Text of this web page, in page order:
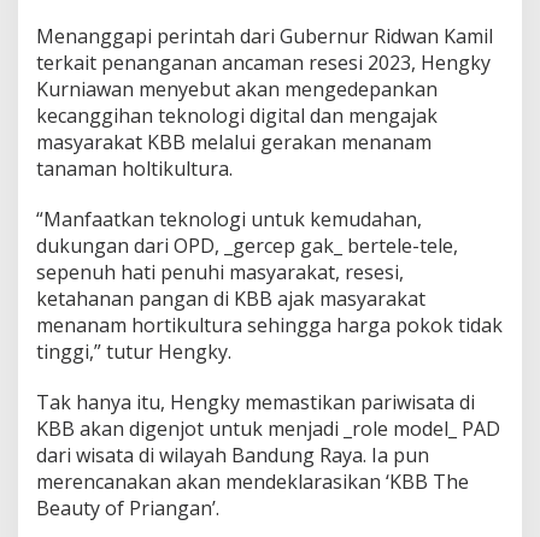
Menanggapi perintah dari Gubernur Ridwan Kamil
terkait penanganan ancaman resesi 2023, Hengky
Kurniawan menyebut akan mengedepankan
kecanggihan teknologi digital dan mengajak
masyarakat KBB melalui gerakan menanam
tanaman holtikultura.
“Manfaatkan teknologi untuk kemudahan,
dukungan dari OPD, _gercep gak_ bertele-tele,
sepenuh hati penuhi masyarakat, resesi,
ketahanan pangan di KBB ajak masyarakat
menanam hortikultura sehingga harga pokok tidak
tinggi,” tutur Hengky.
Tak hanya itu, Hengky memastikan pariwisata di
KBB akan digenjot untuk menjadi _role model_ PAD
dari wisata di wilayah Bandung Raya. Ia pun
merencanakan akan mendeklarasikan ‘KBB The
Beauty of Priangan’.